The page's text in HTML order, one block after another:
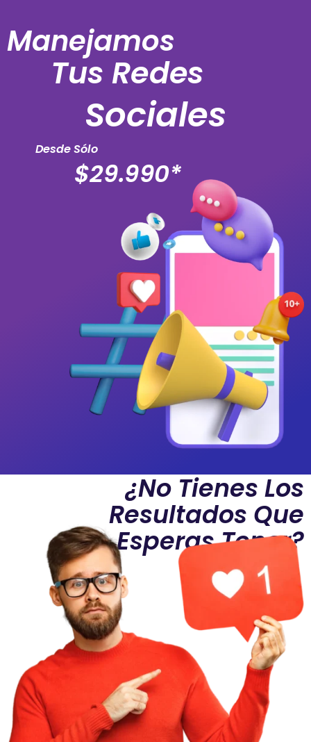
Manejamos
Tus Redes
Sociales
Desde Sólo
$29.990*
¿No Tienes Los
Resultados Que
Esperas Tener?